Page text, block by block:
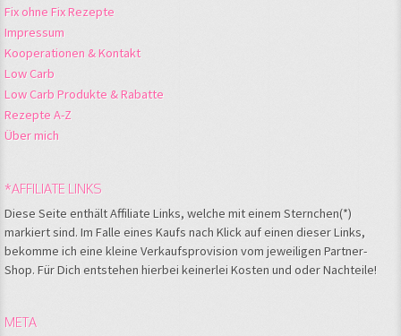
Fix ohne Fix Rezepte
Impressum
Kooperationen & Kontakt
Low Carb
Low Carb Produkte & Rabatte
Rezepte A-Z
Über mich
*AFFILIATE LINKS
Diese Seite enthält Affiliate Links, welche mit einem Sternchen(*)
markiert sind. Im Falle eines Kaufs nach Klick auf einen dieser Links,
bekomme ich eine kleine Verkaufsprovision vom jeweiligen Partner-
Shop. Für Dich entstehen hierbei keinerlei Kosten und oder Nachteile!
META